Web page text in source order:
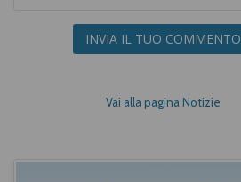
INVIA IL TUO COMMENTO
Vai alla pagina Notizie